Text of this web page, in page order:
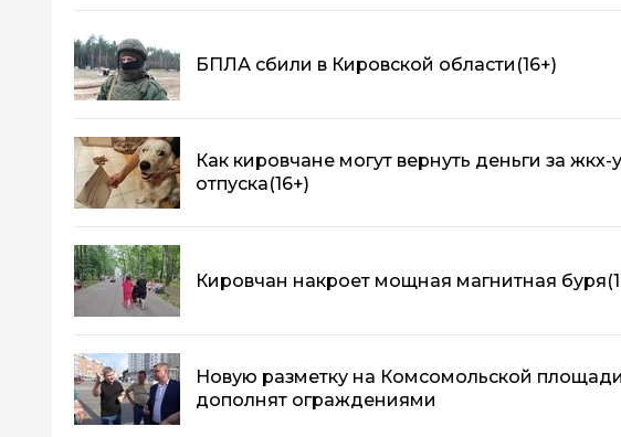
БПЛА сбили в Кировской области (16+)
Как кировчане могут вернуть деньги за жкх-
отпуска(16+)
Кировчан накроет мощная магнитная буря
Новую разметку на Комсомольской
дополнят ограждениями